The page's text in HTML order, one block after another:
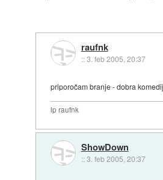
raufnk
::3. feb 2005, 20:37
priporočam branje - dobra
lp raufnk
ShowDown
::3. feb 2005, 20:37